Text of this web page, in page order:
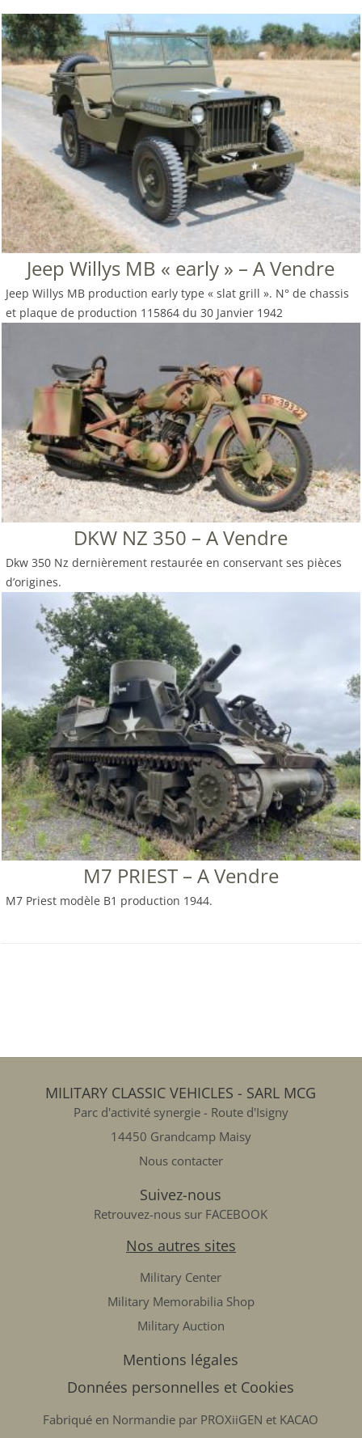
Jeep Willys MB « early » – A Vendre
Jeep Willys MB production early type « slat grill ». N° de chassis
et plaque de production 115864 du 30 Janvier 1942
DKW NZ 350 – A Vendre
Dkw 350 Nz dernièrement restaurée en conservant ses pièces
d’origines.
M7 PRIEST – A Vendre
M7 Priest modèle B1 production 1944.
MILITARY CLASSIC VEHICLES - SARL MCG
Parc d'activité synergie - Route d'Isigny
14450 Grandcamp Maisy
Nous contacter
Suivez-nous
Retrouvez-nous sur FACEBOOK
Nos autres sites
Military Center
Military Memorabilia Shop
Military Auction
Mentions légales
Données personnelles et Cookies
Fabriqué en Normandie par PROXiiGEN et KACAO